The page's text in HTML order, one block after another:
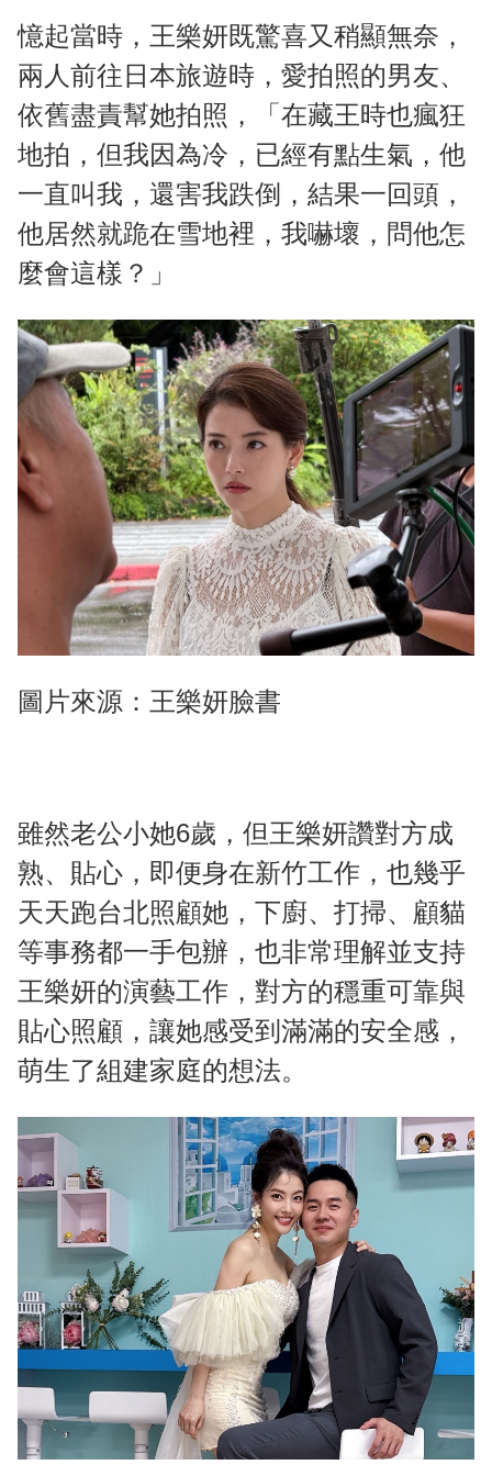
憶起當時，王樂妍既驚喜又稍顯無奈，
兩人前往日本旅遊時，愛拍照的男友、
依舊盡責幫她拍照，「在藏王時也瘋狂
地拍，但我因為冷，已經有點生氣，他
一直叫我，還害我跌倒，結果一回頭，
他居然就跪在雪地裡，我嚇壞，問他怎
麼會這樣？」
圖片來源：王樂妍臉書
雖然老公小她6歲，但王樂妍讚對方成
熟、貼心，即便身在新竹工作，也幾乎
天天跑台北照顧她，下廚、打掃、顧貓
等事務都一手包辦，也非常理解並支持
王樂妍的演藝工作，對方的穩重可靠與
貼心照顧，讓她感受到滿滿的安全感，
萌生了組建家庭的想法。